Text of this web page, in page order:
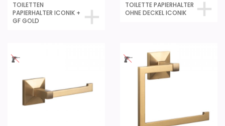
TOILETTEN
PAPIERHALTER ICONIK +
GF GOLD
TOILETTE PAPIERHALTER
OHNE DECKEL ICONIK